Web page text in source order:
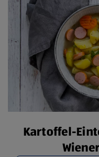
Kartoffel-